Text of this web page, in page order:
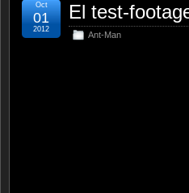
El test-
Ant-Man
Oct
01
2012